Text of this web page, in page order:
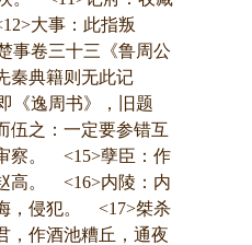
大事：此指叛
事卷三十三《鲁周公
秦典籍则无此记
《逸周书》，旧题
伍之：一定要参错互
察。 <15>孽臣：作
高。 <16>内陵：内
，侵犯。 <17>桀杀
，作酒池糟丘，通夜